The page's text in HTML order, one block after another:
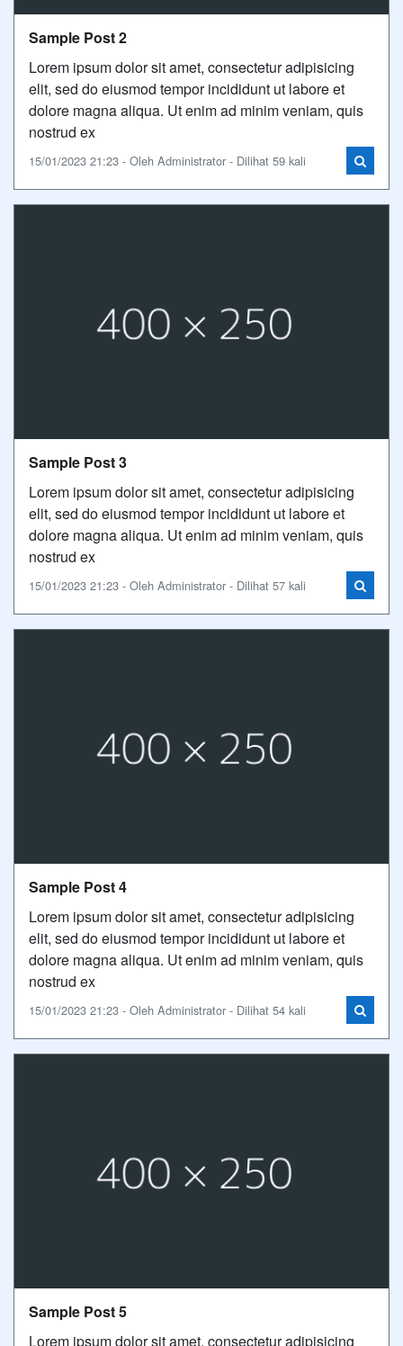
Sample Post 2
Lorem ipsum dolor sit amet, consectetur adipisicing
elit, sed do eiusmod tempor incididunt ut labore et
dolore magna aliqua. Ut enim ad minim veniam, quis
nostrud ex
15/01/2023 21:23 - Oleh Administrator - Dilihat 59 kali
Sample Post 3
Lorem ipsum dolor sit amet, consectetur adipisicing
elit, sed do eiusmod tempor incididunt ut labore et
dolore magna aliqua. Ut enim ad minim veniam, quis
nostrud ex
15/01/2023 21:23 - Oleh Administrator - Dilihat 57 kali
Sample Post 4
Lorem ipsum dolor sit amet, consectetur adipisicing
elit, sed do eiusmod tempor incididunt ut labore et
dolore magna aliqua. Ut enim ad minim veniam, quis
nostrud ex
15/01/2023 21:23 - Oleh Administrator - Dilihat 54 kali
Sample Post 5
Lorem ipsum dolor sit amet, consectetur adipisicing